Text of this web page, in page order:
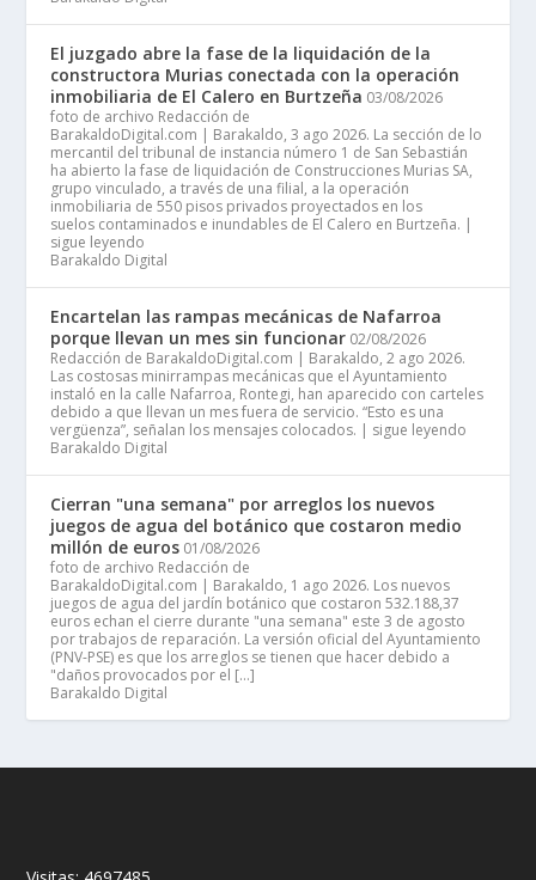
El juzgado abre la fase de la liquidación de la
constructora Murias conectada con la operación
inmobiliaria de El Calero en Burtzeña 03/08/2026
foto de archivo Redacción de
BarakaldoDigital.com | Barakaldo, 3 ago 2026. La sección de lo
mercantil del tribunal de instancia número 1 de San Sebastián
ha abierto la fase de liquidación de Construcciones Murias SA,
grupo vinculado, a través de una filial, a la operación
inmobiliaria de 550 pisos privados proyectados en los
suelos contaminados e inundables de El Calero en Burtzeña. |
sigue leyendo
Barakaldo Digital
Encartelan las rampas mecánicas de Nafarroa
porque llevan un mes sin funcionar 02/08/2026
Redacción de BarakaldoDigital.com | Barakaldo, 2 ago 2026.
Las costosas minirrampas mecánicas que el Ayuntamiento
instaló en la calle Nafarroa, Rontegi, han aparecido con carteles
debido a que llevan un mes fuera de servicio. “Esto es una
vergüenza”, señalan los mensajes colocados. | sigue leyendo
Barakaldo Digital
Cierran "una semana" por arreglos los nuevos
juegos de agua del botánico que costaron medio
millón de euros 01/08/2026
foto de archivo Redacción de
BarakaldoDigital.com | Barakaldo, 1 ago 2026. Los nuevos
juegos de agua del jardín botánico que costaron 532.188,37
euros echan el cierre durante "una semana" este 3 de agosto
por trabajos de reparación. La versión oficial del Ayuntamiento
(PNV-PSE) es que los arreglos se tienen que hacer debido a
"daños provocados por el […]
Barakaldo Digital